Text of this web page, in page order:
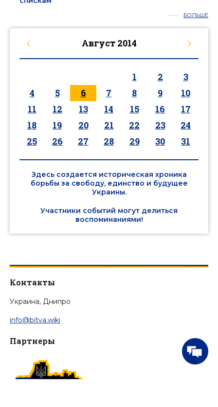
БОЛЬШЕ
Август 2014
1 2
3
4
5 6 7 8 9
10
11
12 13 14 15 16
17
18
19 20 21 22 23
24
25
26 27 28 29 30 31
Здесь создается историческая хроника
борьбы за свободу, единство и будущее
Украины.
Участники событий могут делиться
воспоминаниями!
Контакты
Украина, Днипро
info@bitva.wiki
Партнеры